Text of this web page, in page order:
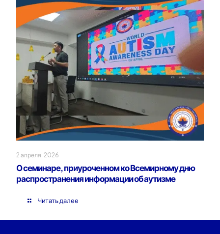
2 апреля, 2026
О семинаре, приуроченном ко Всемирному дню
распространения информации об аутизме
Читать далее